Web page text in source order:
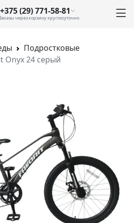
+375 (29) 771-58-81
через корзину круглосуточно
Подростковые
Onyx 24 серый